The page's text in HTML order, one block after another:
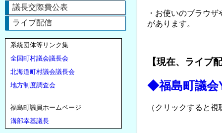
議長交際費公表
ライブ配信
系統団体等リンク集
全国町村議会議長会
北海道町村議会議長会
地方制度調査会
福島町議員ホームページ
溝部幸基議長
・お使いのブラウ
があります。
【現在、ライブ
◆福島町議
（クリックすると